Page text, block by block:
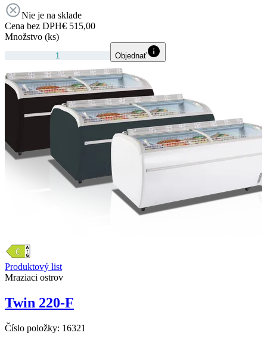
Nie je na sklade
Cena bez DPH€ 515,00
Množstvo (ks)
Objednať
Produktový list
Mraziaci ostrov
Twin 220-F
Číslo položky: 16321